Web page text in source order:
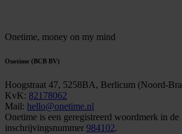
Onetime, money on my mind
Onetime (BCB BV)
Hoogstraat 47, 5258BA, Berlicum (Noord-
KvK: 82178062
Mail: hello@onetime.nl
Onetime is een geregistreerd woordmerk in
inschrijvingsnummer 984102.